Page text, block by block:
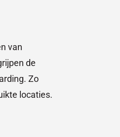
van
de
Zo
locaties.